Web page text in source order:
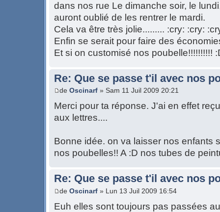
dans nos rue Le dimanche soir, le
auront oublié de les rentrer le mardi.
Cela va être très jolie......... :cry: :cry:
Enfin se serait pour faire des
Et si on customisé nos poubelle!!!!!!!!!!
Re: Que se passe t'il avec nos
de Oscinarf » Sam 11 Juil 2009 20:21
Merci pour ta réponse. J'ai en effet
aux lettres....
Bonne idée. on va laisser nos enfants
nos poubelles!! A :D nos tubes de
Re: Que se passe t'il avec nos
de Oscinarf » Lun 13 Juil 2009 16:54
Euh elles sont toujours pas passées